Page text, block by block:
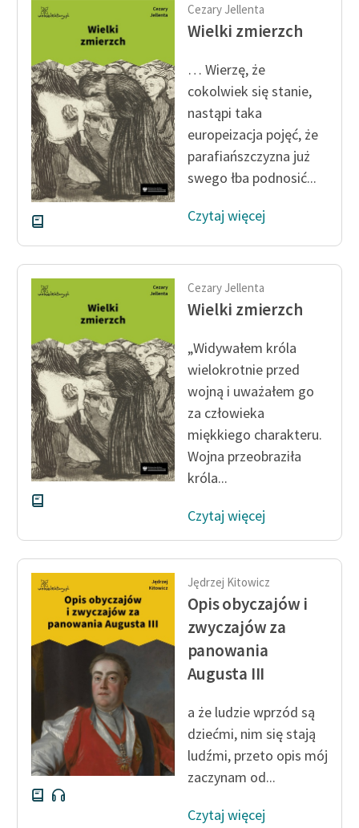
Kontakt
Zespół
Zasady wykorzystania
Wolnych Lektur
Logotypy
Materiały promocyjne
Regulamin biblioteki
Dane fundacji i
sprawozdania finansowe
Regulamin darowizn
Informacja o treściach
wrażliwych
Deklaracja dostępności
Cezary Jellenta
Wielki zmierzch
… Wierzę, że
cokolwiek się stanie,
nastąpi taka
europeizacja pojęć, że
parafiańszczyzna już
swego łba podnosić...
Czytaj więcej
Cezary Jellenta
Wielki zmierzch
„Widywałem króla
wielokrotnie przed
wojną i uważałem go
za człowieka
miękkiego charakteru.
Wojna przeobraziła
króla...
Czytaj więcej
Jędrzej Kitowicz
Opis obyczajów i
zwyczajów za
panowania
Augusta III
a że ludzie wprzód są
dziećmi, nim się stają
ludźmi, przeto opis mój
zaczynam od...
Czytaj więcej